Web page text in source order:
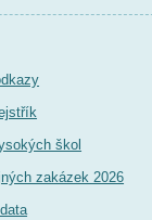
škol
zakázek 2026